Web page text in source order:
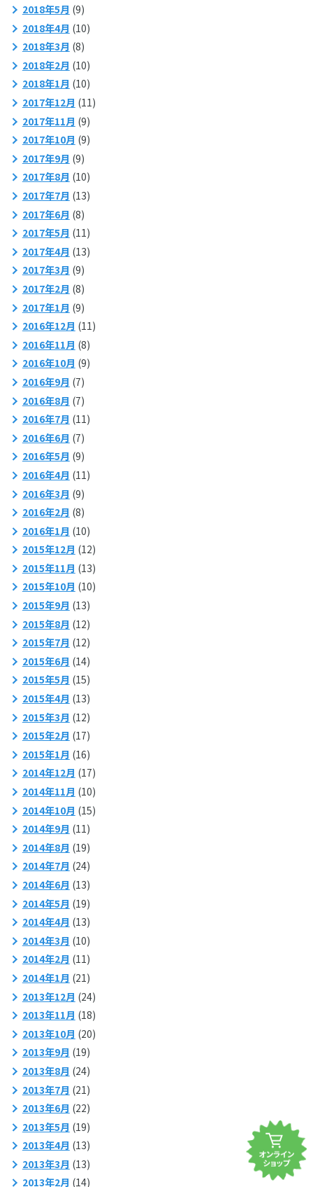
2018年5月 (9)
2018年4月 (10)
2018年3月 (8)
2018年2月 (10)
2018年1月 (10)
2017年12月 (11)
2017年11月 (9)
2017年10月 (9)
2017年9月 (9)
2017年8月 (10)
2017年7月 (13)
2017年6月 (8)
2017年5月 (11)
2017年4月 (13)
2017年3月 (9)
2017年2月 (8)
2017年1月 (9)
2016年12月 (11)
2016年11月 (8)
2016年10月 (9)
2016年9月 (7)
2016年8月 (7)
2016年7月 (11)
2016年6月 (7)
2016年5月 (9)
2016年4月 (11)
2016年3月 (9)
2016年2月 (8)
2016年1月 (10)
2015年12月 (12)
2015年11月 (13)
2015年10月 (10)
2015年9月 (13)
2015年8月 (12)
2015年7月 (12)
2015年6月 (14)
2015年5月 (15)
2015年4月 (13)
2015年3月 (12)
2015年2月 (17)
2015年1月 (16)
2014年12月 (17)
2014年11月 (10)
2014年10月 (15)
2014年9月 (11)
2014年8月 (19)
2014年7月 (24)
2014年6月 (13)
2014年5月 (19)
2014年4月 (13)
2014年3月 (10)
2014年2月 (11)
2014年1月 (21)
2013年12月 (24)
2013年11月 (18)
2013年10月 (20)
2013年9月 (19)
2013年8月 (24)
2013年7月 (21)
2013年6月 (22)
2013年5月 (19)
2013年4月 (13)
2013年3月 (13)
2013年2月 (14)